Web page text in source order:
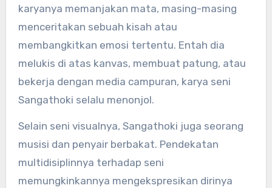
karyanya memanjakan mata, masing-masing
menceritakan sebuah kisah atau
membangkitkan emosi tertentu. Entah dia
melukis di atas kanvas, membuat patung, atau
bekerja dengan media campuran, karya seni
Sangathoki selalu menonjol.
Selain seni visualnya, Sangathoki juga seorang
musisi dan penyair berbakat. Pendekatan
multidisiplinnya terhadap seni
memungkinkannya mengekspresikan dirinya